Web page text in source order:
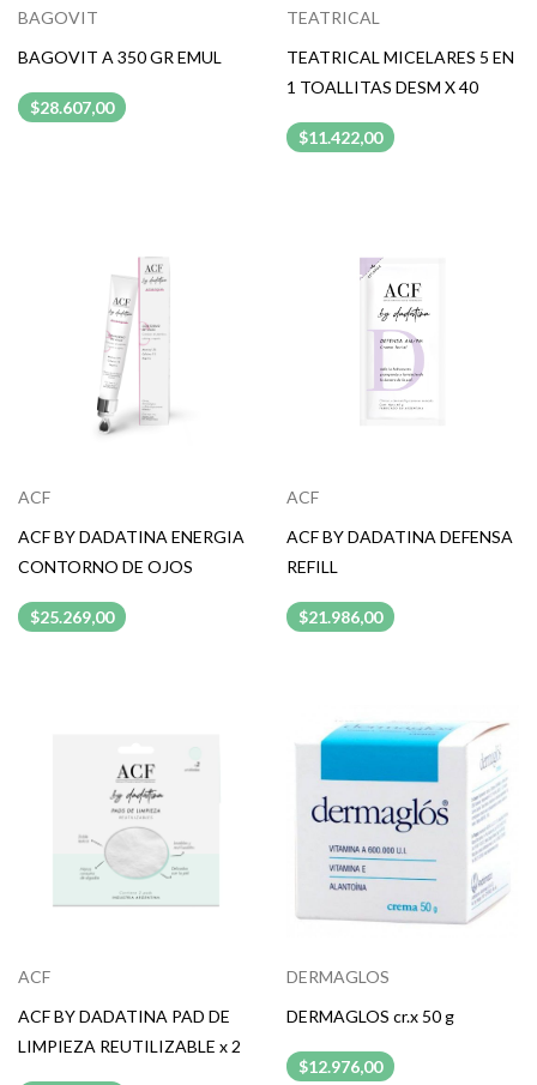
BAGOVIT
BAGOVIT A 350 GR EMUL
$28.607,00
TEATRICAL
TEATRICAL MICELARES 5 EN
1 TOALLITAS DESM X 40
$11.422,00
ACF
ACF BY DADATINA ENERGIA
CONTORNO DE OJOS
$25.269,00
ACF
ACF BY DADATINA DEFENSA
REFILL
$21.986,00
ACF
ACF BY DADATINA PAD DE
LIMPIEZA REUTILIZABLE x 2
DERMAGLOS
DERMAGLOS cr.x 50 g
$12.976,00